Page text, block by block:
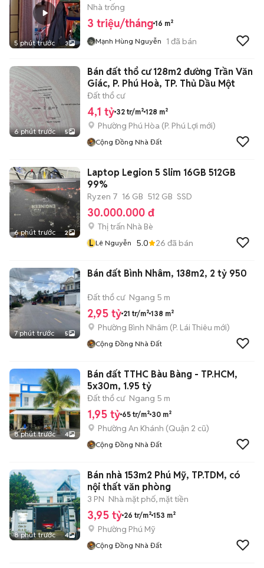
5 phút trước 3
Nhà trống
3 triệu/tháng 16 m²
Mạnh Hùng Nguyễn 1 đã bán
6 phút trước 5
Bán đất thổ cư 128m2 đường Trần Văn
Giác, P. Phú Hoà, TP. Thủ Dầu Một
Đất thổ cư
4,1 tỷ 32 tr/m² 128 m²
Phường Phú Hòa (P. Phú Lợi mới)
Cộng Đồng Nhà Đất
6 phút trước 2
Laptop Legion 5 Slim 16GB 512GB
99%
Ryzen 7 16 GB 512 GB SSD
30.000.000 đ
Thị trấn Nhà Bè
L Lê Nguyễn 5.0 26 đã bán
7 phút trước 5
Bán đất Bình Nhâm, 138m2, 2 tỷ 950
Đất thổ cư Ngang 5 m
2,95 tỷ 21 tr/m² 138 m²
Phường Bình Nhâm (P. Lái Thiêu mới)
Cộng Đồng Nhà Đất
8 phút trước 4
Bán đất TTHC Bàu Bàng - TP.HCM,
5x30m, 1.95 tỷ
Đất thổ cư Ngang 5 m
1,95 tỷ 65 tr/m² 30 m²
Phường An Khánh (Quận 2 cũ)
Cộng Đồng Nhà Đất
8 phút trước 4
Bán nhà 153m2 Phú Mỹ, TP.TDM, có
nội thất văn phòng
3 PN Nhà mặt phố, mặt tiền
3,95 tỷ 26 tr/m² 153 m²
Phường Phú Mỹ
Cộng Đồng Nhà Đất